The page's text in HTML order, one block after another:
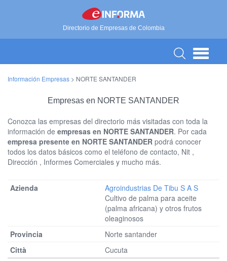
Directorio de Empresas de Colombia
Información Empresas > NORTE SANTANDER
Empresas en NORTE SANTANDER
Conozca las empresas del directorio más visitadas con toda la
información de empresas en NORTE SANTANDER. Por cada
empresa presente en NORTE SANTANDER podrá conocer
todos los datos básicos como el teléfono de contacto, Nit ,
Dirección , Informes Comerciales y mucho más.
Agroindustrias De Tibu S A S
Cultivo de palma para aceite
(palma africana) y otros frutos
oleaginosos
Norte santander
Cucuta